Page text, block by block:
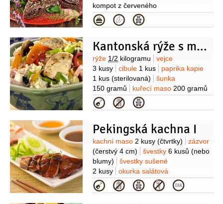
kompot z červeného
rybízu)
čokoláda
čokolády na zdobení) Na těsto: vejce
200 gramů
kakao 2 lžíce
rum
2 lžíce
mléko 10 lžic
mouka
pšeničná hrubá 300 gramů
kypřící
prášek do pečiva1 balení
máslo
70 gramů rum 1 lžíce
kakao
1 lžíce
cukr2 lžíce Na kaši: mléko
250 mililitrů
mouka pšeničná
Kategorie
Kantonská rýže s masem
Suroviny
rýže 1/2 kilogramu
vejce
3 kusy
cibule 1 kus
paprika kapie
1 kus (sterilovaná)
šunka
150 gramů
kuřecí maso 200 gramů
(vařené)
houby
1 kus
sůl
Kategorie
Pekingská kachna I
Suroviny
kachní maso 2 kusy (čtvrtky)
zázvor
(čerstvý 4 cm)
švestky 6 kusů (nebo
blumy)
švestky sušené
2 kusy
okurka salátová
2 kusy
cibulka jarní4 kusy
2 lžíce (švestkové)
paprička chilli
Kategorie